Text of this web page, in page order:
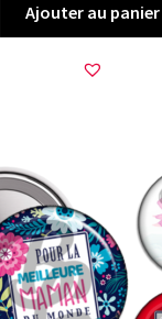
Ajouter au panier